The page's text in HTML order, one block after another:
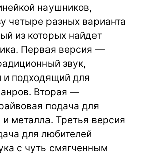
наушников,
четыре разных варианта
из которых найдет
Первая версия —
звук,
и подходящий для
Вторая —
подача для
и металла. Третья версия
для любителей
с чуть смягченным